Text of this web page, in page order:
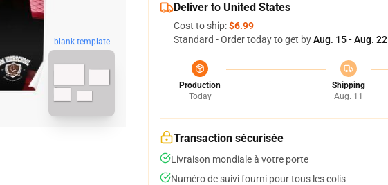
blank template
Deliver to United States
Cost to ship:$6.99
Standard - Order today to get byAug. 15 - Aug. 22
Production
Today
Shipping
Aug. 11
Transaction sécurisée
Livraison mondiale à votre porte
Numéro de suivi fourni pour tous les colis